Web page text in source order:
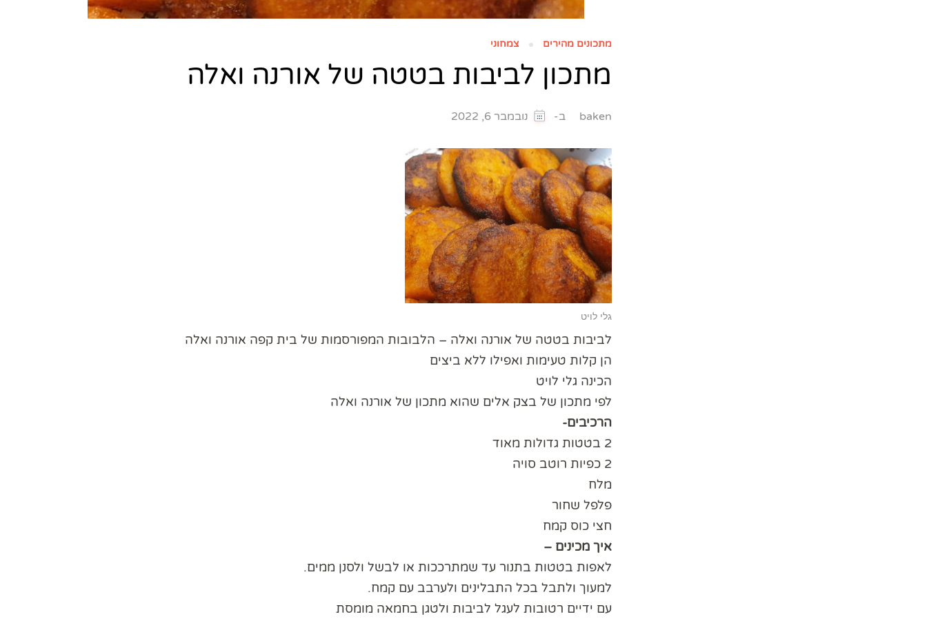
מתכונים מהירים צמחוני
מתכון לביבות בטטה של אורנה ואלה
baken ב- נובמבר 6, 2022
גלי לויט
לביבות בטטה של אורנה ואלה – הלבובות המפורסמות של בית קפה אורנה ואלה
הן קלות טעימות ואפילו ללא ביצים
הכינה גלי לויט
לפי מתכון של בצק אלים שהוא מתכון של אורנה ואלה
הרכיבים-
2 בטטות גדולות מאוד
2 כפיות רוטב סויה
מלח
פלפל שחור
חצי כוס קמח
איך מכינים –
לאפות בטטות בתנור עד שמתרככות או לבשל ולסנן ממים.
למעוך ולתבל בכל התבלינים ולערבב עם קמח.
עם ידיים רטובות לעגל לביבות ולטגן בחמאה מומסת